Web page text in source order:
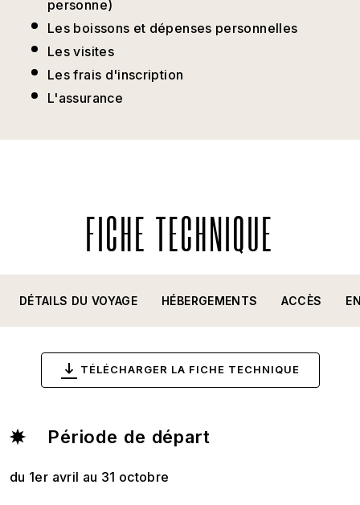
personne)
Les boissons et dépenses personnelles
Les visites
Les frais d'inscription
L'assurance
FICHE TECHNIQUE
DÉTAILS DU VOYAGE HÉBERGEMENTS ACCÈS
TÉLÉCHARGER LA FICHE TECHNIQUE
Période de départ
du 1er avril au 31 octobre